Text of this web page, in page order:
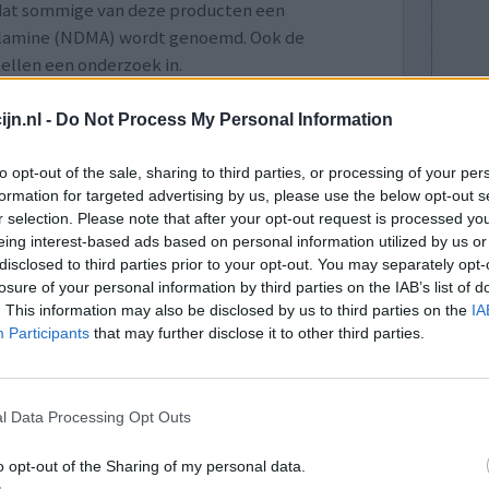
- Do Not Process My Personal Information
opt-out of the sale, sharing to third parties, or processing of your
for targeted advertising by us, please use the below opt-out
selection. Please note that after your opt-out request is processed
interest-based ads based on personal information utilized by us
to third parties prior to your opt-out. You may separately
of your personal information by third parties on the IAB’s list of
This information may also be disclosed by us to third parties on the
Participants that may further disclose it to other third parties.
Data Processing Opt Outs
opt-out of the Sharing of my personal data.
sommige van deze producten een
(NDMA) wordt genoemd. Ook de
een onderzoek in.
of Zantac direct te stoppen maar
de arts besproken kunnen worden.
leeftijd algehele tevredenheid
3 4 5